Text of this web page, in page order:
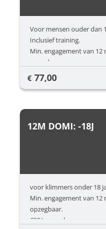
Voor mensen ouder dan
Inclusief training.
Min. engagement van
opzegbaar.
€77/ maand
€ 77,00
12M DOMI: -18J
voor klimmers onder 18
Min. engagement van
opzegbaar.
€28/ maand